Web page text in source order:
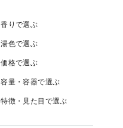
香りで選ぶ
湯色で選ぶ
価格で選ぶ
容量・容器で選ぶ
特徴・見た目で選ぶ